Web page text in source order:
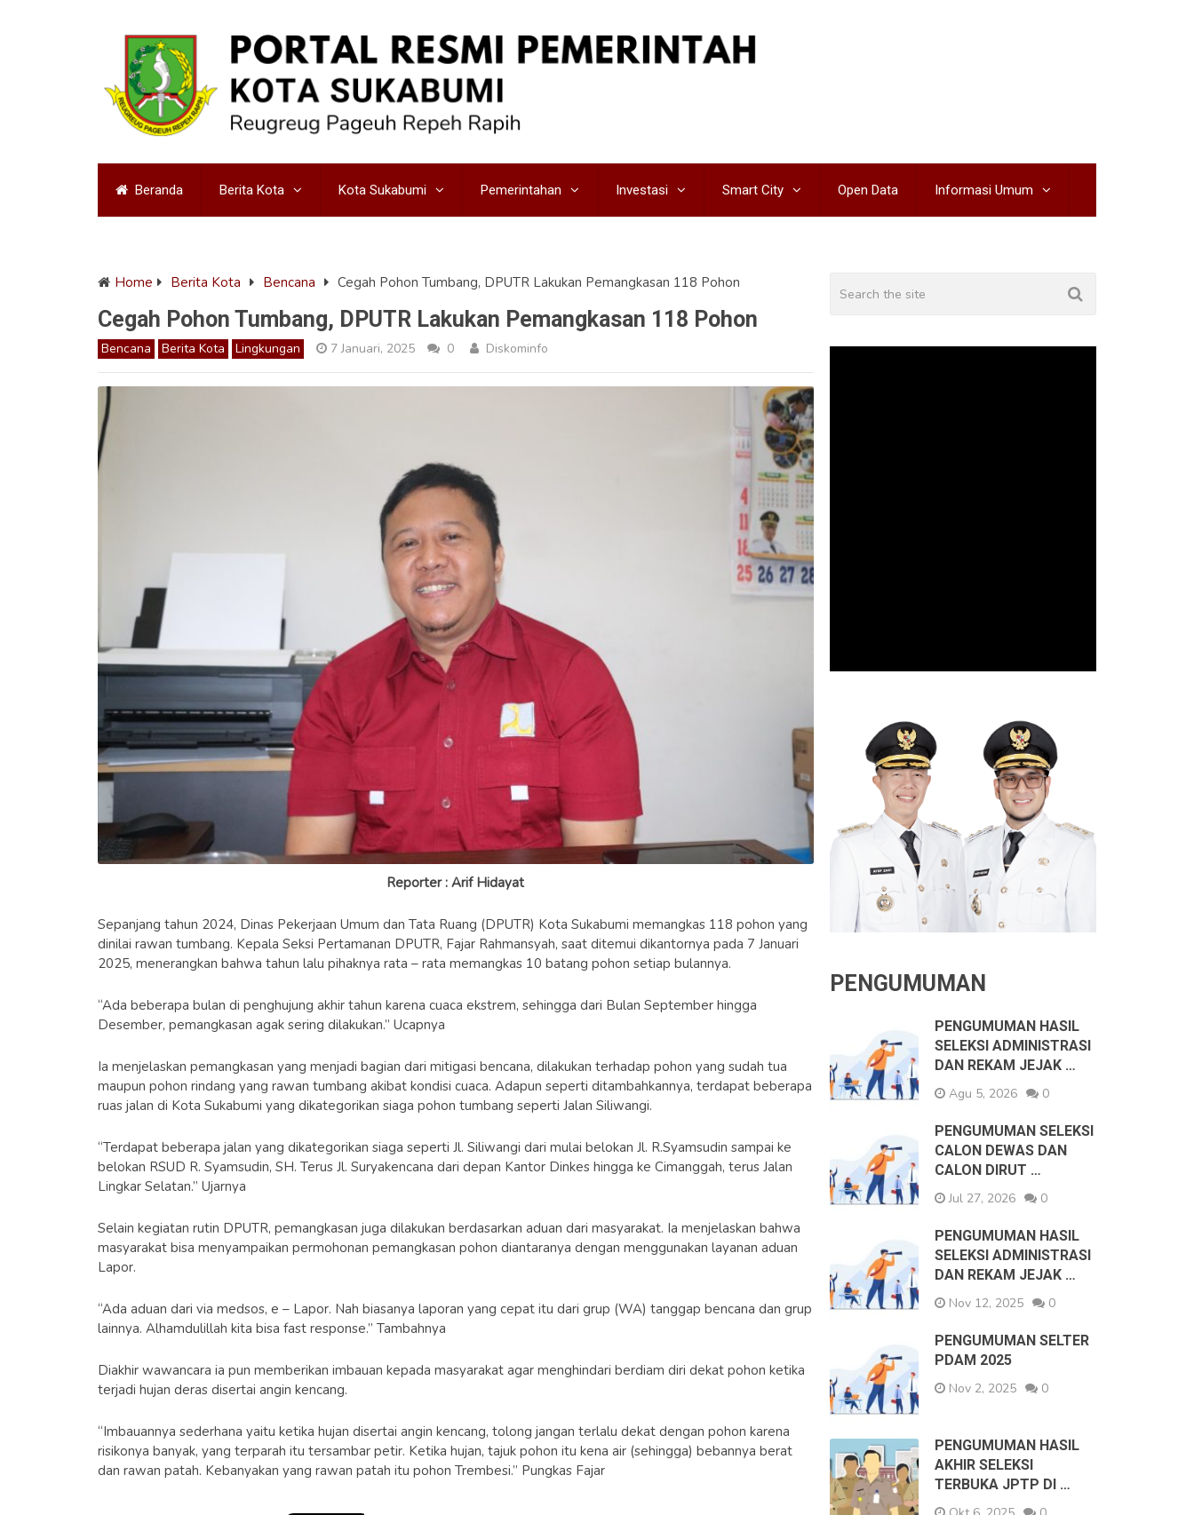
Beranda Berita Kota Kota Sukabumi Pemerintahan Investasi Smart City Open Data Informasi Umum
Home Berita Kota Bencana Cegah Pohon Tumbang, DPUTR Lakukan Pemangkasan 118 Pohon
Cegah Pohon Tumbang, DPUTR Lakukan Pemangkasan 118 Pohon
Bencana Berita Kota Lingkungan 7 Januari, 2025 0 Diskominfo
Reporter : Arif Hidayat
Sepanjang tahun 2024, Dinas Pekerjaan Umum dan Tata Ruang (DPUTR) Kota Sukabumi memangkas 118 pohon yang
dinilai rawan tumbang. Kepala Seksi Pertamanan DPUTR, Fajar Rahmansyah, saat ditemui dikantornya pada 7 Januari
2025, menerangkan bahwa tahun lalu pihaknya rata – rata memangkas 10 batang pohon setiap bulannya.
“Ada beberapa bulan di penghujung akhir tahun karena cuaca ekstrem, sehingga dari Bulan September hingga
Desember, pemangkasan agak sering dilakukan.” Ucapnya
Ia menjelaskan pemangkasan yang menjadi bagian dari mitigasi bencana, dilakukan terhadap pohon yang sudah tua
maupun pohon rindang yang rawan tumbang akibat kondisi cuaca. Adapun seperti ditambahkannya, terdapat beberapa
ruas jalan di Kota Sukabumi yang dikategorikan siaga pohon tumbang seperti Jalan Siliwangi.
“Terdapat beberapa jalan yang dikategorikan siaga seperti Jl. Siliwangi dari mulai belokan Jl. R.Syamsudin sampai ke
belokan RSUD R. Syamsudin, SH. Terus Jl. Suryakencana dari depan Kantor Dinkes hingga ke Cimanggah, terus Jalan
Lingkar Selatan.” Ujarnya
Selain kegiatan rutin DPUTR, pemangkasan juga dilakukan berdasarkan aduan dari masyarakat. Ia menjelaskan bahwa
masyarakat bisa menyampaikan permohonan pemangkasan pohon diantaranya dengan menggunakan layanan aduan
Lapor.
“Ada aduan dari via medsos, e – Lapor. Nah biasanya laporan yang cepat itu dari grup (WA) tanggap bencana dan grup
lainnya. Alhamdulillah kita bisa fast response.” Tambahnya
Diakhir wawancara ia pun memberikan imbauan kepada masyarakat agar menghindari berdiam diri dekat pohon ketika
terjadi hujan deras disertai angin kencang.
“Imbauannya sederhana yaitu ketika hujan disertai angin kencang, tolong jangan terlalu dekat dengan pohon karena
risikonya banyak, yang terparah itu tersambar petir. Ketika hujan, tajuk pohon itu kena air (sehingga) bebannya berat
dan rawan patah. Kebanyakan yang rawan patah itu pohon Trembesi.” Pungkas Fajar
PENGUMUMAN
PENGUMUMAN HASIL
SELEKSI ADMINISTRASI
DAN REKAM JEJAK …
Agu 5, 2026
0
PENGUMUMAN SELEKSI
CALON DEWAS DAN
CALON DIRUT …
Jul 27, 2026
0
PENGUMUMAN HASIL
SELEKSI ADMINISTRASI
DAN REKAM JEJAK …
Nov 12, 2025
0
PENGUMUMAN SELTER
PDAM 2025
Nov 2, 2025
0
PENGUMUMAN HASIL
AKHIR SELEKSI
TERBUKA JPTP DI …